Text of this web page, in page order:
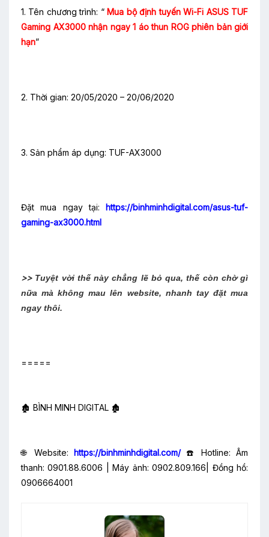
1. Tên chương trình: “Mua bộ định tuyến Wi-Fi ASUS TUF
Gaming AX3000 nhận ngay 1 áo thun ROG phiên bản giới
hạn”
2. Thời gian: 20/05/2020 – 20/06/2020
3. Sản phẩm áp dụng: TUF-AX3000
Đặt mua ngay tại: https://binhminhdigital.com/asus-tuf-
gaming-ax3000.html
>> Tuyệt vời thế này chẳng lẽ bỏ qua, thế còn chờ gì
nữa mà không mau lên website, nhanh tay đặt mua
ngay thôi.
=====
🏚️ BÌNH MINH DIGITAL 🏚️
🌐 Website:https://binhminhdigital.com/ ☎️ Hotline: Âm
thanh: 0901.88.6006 | Máy ảnh: 0902.809.166| Đồng hồ:
0906664001